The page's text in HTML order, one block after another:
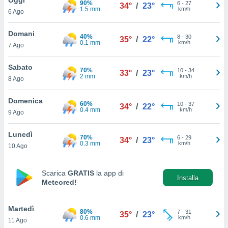
è
al sito
di
ci
di
il
un
la
nella
6 Ago
90%
1.5 mm
34° / 23° 6- 27
km/h
Domani
7 Ago
40%
0.1 mm
35° / 22° 8- 30
km/h
Sabato
8 Ago
70%
2 mm
33° / 23° 10- 34
km/h
Domenica
9 Ago
60%
0.4 mm
34° / 22° 10- 37
km/h
Lunedì
10 Ago
70%
0.3 mm
34° / 23° 6- 29
km/h
Scarica GRATIS la app di
Meteored!
Installa
Martedì
11 Ago
80%
0.6 mm
35° / 23° 7- 31
km/h